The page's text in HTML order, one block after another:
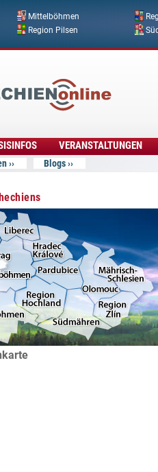
Mittelböhmen
Region Pilsen
VERANSTALTUNGEN
Blogs